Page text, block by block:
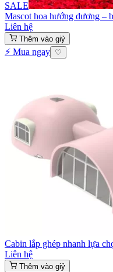
SALE
Mascot hoa hướng dương –
Liên hệ
Thêm vào giỷ
⚡ Mua ngay ♡
Cabin lắp ghép nhanh lựa
Liên hệ
Thêm vào giỷ